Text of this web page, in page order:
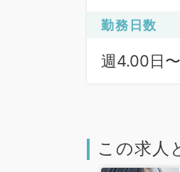
勤務日数
週4.00日
この求人